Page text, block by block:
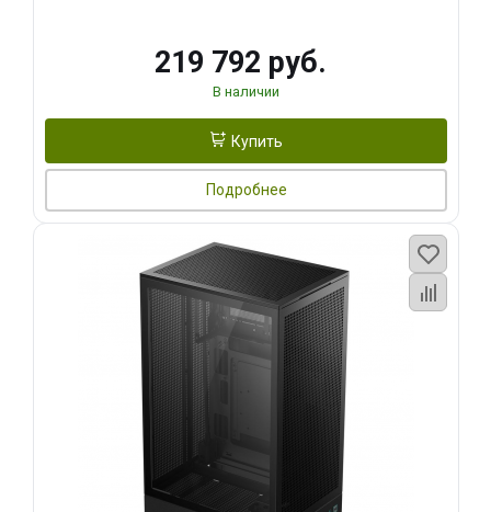
219 792 руб.
В наличии
Купить
Подробнее